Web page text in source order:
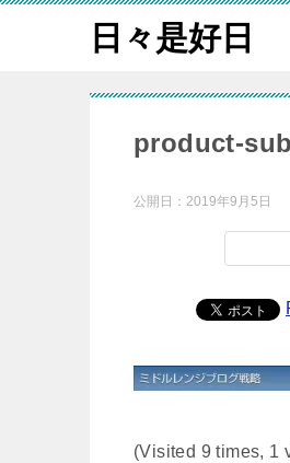
日々是好日
product-
公開日： 2019年9月5日
(Visited 9 times, 1